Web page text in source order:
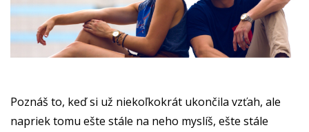
Poznáš to, keď si už niekoľkokrát ukončila vzťah, ale
napriek tomu ešte stále na neho myslíš, ešte stále